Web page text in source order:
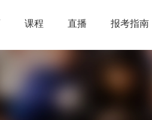
课程 直播 报考指南